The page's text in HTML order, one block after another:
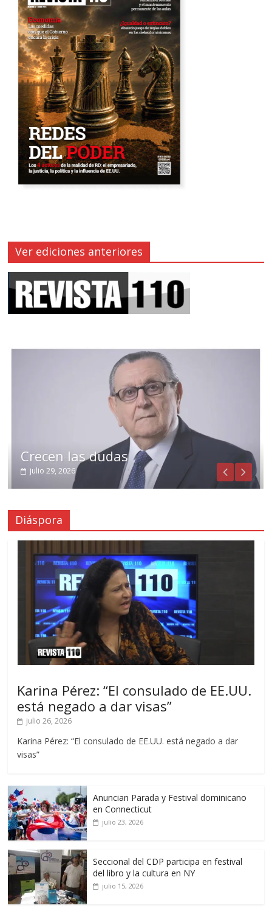
Ver ediciones anteriores
Crecen las dudas
julio 29, 2026
Diáspora
Karina Pérez: “El consulado de EE.UU.
está negado a dar visas”
julio 26, 2026
Karina Pérez: “El consulado de EE.UU. está negado a dar
visas”
Anuncian Parada y Festival dominicano
en Connecticut
julio 23, 2026
Seccional del CDP participa en festival
del libro y la cultura en NY
julio 15, 2026